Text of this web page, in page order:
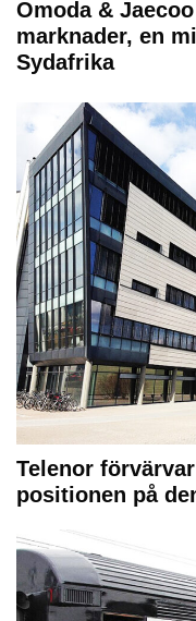
Omoda &
marknader, en
Sydafrika
Telenor
positionen på